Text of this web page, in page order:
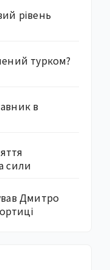
рівень
турком?
в
сили
Дмитро